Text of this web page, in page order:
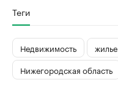
Теги
Недвижимость жилье
Нижегородская область